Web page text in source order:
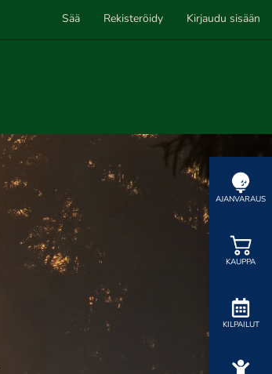
Sää Rekisteröidy Kirjaudu sisään
AJANVARAUS
KAUPPA
KILPAILUT